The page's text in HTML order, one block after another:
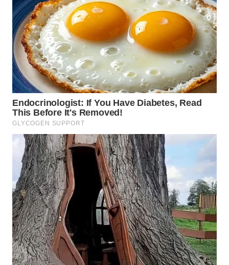
WN
SULSEL
WN
GORONTALO
WN
SULUT
WN
MALUKU
WN
MALUT
WN
DAIRI
WN
DANAU
TOBA